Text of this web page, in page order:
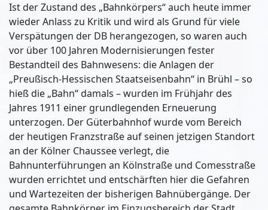
Ist der Zustand des „Bahnkörpers“ auch heute immer
wieder Anlass zu Kritik und wird als Grund für viele
Verspätungen der DB herangezogen, so waren auch
vor über 100 Jahren Modernisierungen fester
Bestandteil des Bahnwesens: die Anlagen der
„Preußisch-Hessischen Staatseisenbahn“ in Brühl – so
hieß die „Bahn“ damals – wurden im Frühjahr des
Jahres 1911 einer grundlegenden Erneuerung
unterzogen. Der Güterbahnhof wurde vom Bereich
der heutigen Franzstraße auf seinen jetzigen Standort
an der Kölner Chaussee verlegt, die
Bahnunterführungen an Kölnstraße und Comesstraße
wurden errichtet und entschärften hier die Gefahren
und Wartezeiten der bisherigen Bahnübergänge. Der